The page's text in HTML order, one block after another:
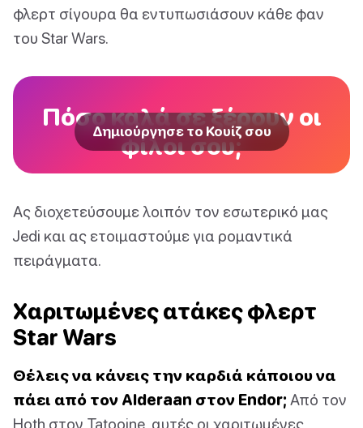
φλερτ σίγουρα θα εντυπωσιάσουν κάθε φαν
του Star Wars.
Πόσο καλά σε ξέρουν οι
φίλοι σου;
Δημιούργησε το Κουίζ σου
Ας διοχετεύσουμε λοιπόν τον εσωτερικό μας
Jedi και ας ετοιμαστούμε για ρομαντικά
πειράγματα.
Χαριτωμένες ατάκες φλερτ
Star Wars
Θέλεις να κάνεις την καρδιά κάποιου να
πάει από τον Alderaan στον Endor; Από τον
Hoth στον Tatooine, αυτές οι χαριτωμένες